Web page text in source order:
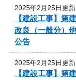
2025年2月25日更新
【建設工事】
改良（一般分）
公告
2025年2月25日更新
【建設工事】